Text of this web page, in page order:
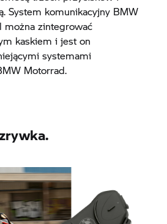
System komunikacyjny BMW
zintegrować
kaskiem i jest on
systemami
Motorrad.